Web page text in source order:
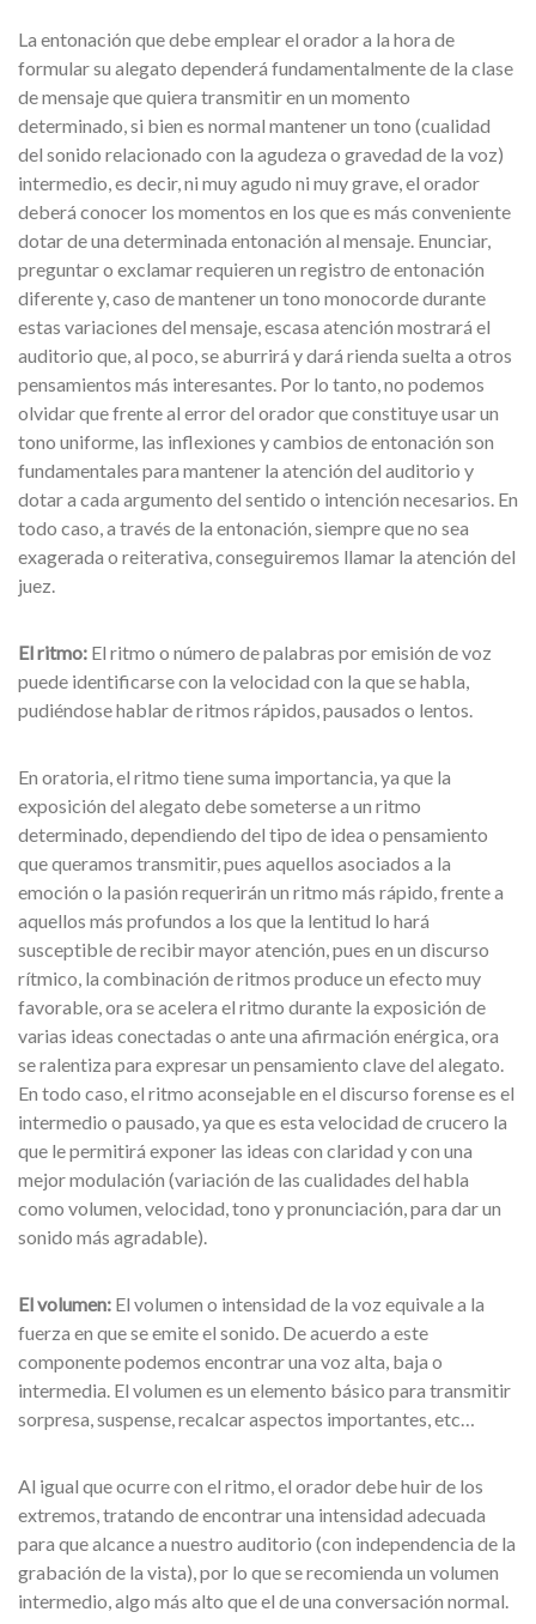
La entonación que debe emplear el orador a la hora de
formular su alegato dependerá fundamentalmente de la clase
de mensaje que quiera transmitir en un momento
determinado, si bien es normal mantener un tono (cualidad
del sonido relacionado con la agudeza o gravedad de la voz)
intermedio, es decir, ni muy agudo ni muy grave, el orador
deberá conocer los momentos en los que es más conveniente
dotar de una determinada entonación al mensaje. Enunciar,
preguntar o exclamar requieren un registro de entonación
diferente y, caso de mantener un tono monocorde durante
estas variaciones del mensaje, escasa atención mostrará el
auditorio que, al poco, se aburrirá y dará rienda suelta a otros
pensamientos más interesantes. Por lo tanto, no podemos
olvidar que frente al error del orador que constituye usar un
tono uniforme, las inflexiones y cambios de entonación son
fundamentales para mantener la atención del auditorio y
dotar a cada argumento del sentido o intención necesarios. En
todo caso, a través de la entonación, siempre que no sea
exagerada o reiterativa, conseguiremos llamar la atención del
juez.
El ritmo: El ritmo o número de palabras por emisión de voz
puede identificarse con la velocidad con la que se habla,
pudiéndose hablar de ritmos rápidos, pausados o lentos.
En oratoria, el ritmo tiene suma importancia, ya que la
exposición del alegato debe someterse a un ritmo
determinado, dependiendo del tipo de idea o pensamiento
que queramos transmitir, pues aquellos asociados a la
emoción o la pasión requerirán un ritmo más rápido, frente a
aquellos más profundos a los que la lentitud lo hará
susceptible de recibir mayor atención, pues en un discurso
rítmico, la combinación de ritmos produce un efecto muy
favorable, ora se acelera el ritmo durante la exposición de
varias ideas conectadas o ante una afirmación enérgica, ora
se ralentiza para expresar un pensamiento clave del alegato.
En todo caso, el ritmo aconsejable en el discurso forense es el
intermedio o pausado, ya que es esta velocidad de crucero la
que le permitirá exponer las ideas con claridad y con una
mejor modulación (variación de las cualidades del habla
como volumen, velocidad, tono y pronunciación, para dar un
sonido más agradable).
El volumen: El volumen o intensidad de la voz equivale a la
fuerza en que se emite el sonido. De acuerdo a este
componente podemos encontrar una voz alta, baja o
intermedia. El volumen es un elemento básico para transmitir
sorpresa, suspense, recalcar aspectos importantes, etc…
Al igual que ocurre con el ritmo, el orador debe huir de los
extremos, tratando de encontrar una intensidad adecuada
para que alcance a nuestro auditorio (con independencia de la
grabación de la vista), por lo que se recomienda un volumen
intermedio, algo más alto que el de una conversación normal.